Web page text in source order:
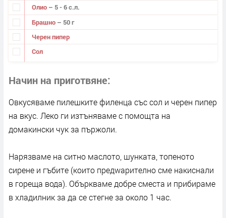
Олио – 5 - 6 с.л.
Брашно – 50 г
Черен пипер
Сол
Начин на приготвяне
Овкусяваме пилешките филенца със сол и черен пипер
на вкус. Леко ги изтъняваме с помощта на
домакински чук за пържоли.
Нарязваме на ситно маслото, шунката, топеното
сирене и гъбите (които предwарително сме накиснали
в гореща вода). Объркваме добре сместа и прибираме
в хладилник за да се стегне за около 1 час.